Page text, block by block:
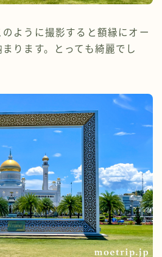
ように撮影すると額縁にオー
ります。とっても綺麗でし